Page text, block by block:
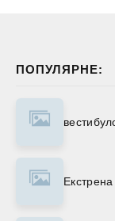
ПОПУЛЯРНЕ:
Екстрена